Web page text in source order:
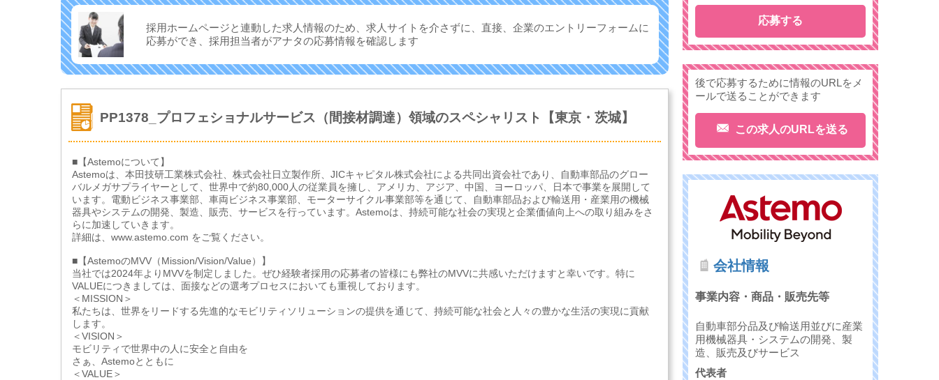
採用ホームページと連動した求人情報のため、求人サイトを介さずに、 直接、企業のエントリーフォームに
応募ができ、 採用担当者がアナタの応募情報を確認します
PP1378_プロフェショナルサービス（間接材調達）領域のスペシャリスト【東京・茨城】
■【Astemoについて】
Astemoは、本田技研工業株式会社、株式会社日立製作所、JICキャピタル株式会社による共同出資会社であり、自動車部品のグロー
バルメガサプライヤーとして、世界中で約80,000人の従業員を擁し、アメリカ、アジア、中国、ヨーロッパ、日本で事業を展開して
います。電動ビジネス事業部、車両ビジネス事業部、モーターサイクル事業部等を通じて、自動車部品および輸送用・産業用の機械
器具やシステムの開発、製造、販売、サービスを行っています。Astemoは、持続可能な社会の実現と企業価値向上への取り組みをさ
らに加速していきます。
詳細は、www.astemo.com をご覧ください。
■【AstemoのMVV（Mission/Vision/Value）】
当社では2024年よりMVVを制定しました。ぜひ経験者採用の応募者の皆様にも弊社のMVVに共感いただけますと幸いです。特に
VALUEにつきましては、面接などの選考プロセスにおいても重視しております。
＜MISSION＞
私たちは、世界をリードする先進的なモビリティソリューションの提供を通じて、持続可能な社会と人々の豊かな生活の実現に貢献
します。
＜VISION＞
モビリティで世界中の人に安全と自由を
さぁ、Astemoとともに
＜VALUE＞
応募する
後で応募するために情報のURLをメ
ールで送ることができます
この求人のURLを送る
会社情報
事業内容・商品・販売先等
自動車部分品及び輸送用並びに産業
用機械器具・システムの開発、製
造、販売及びサービス
代表者